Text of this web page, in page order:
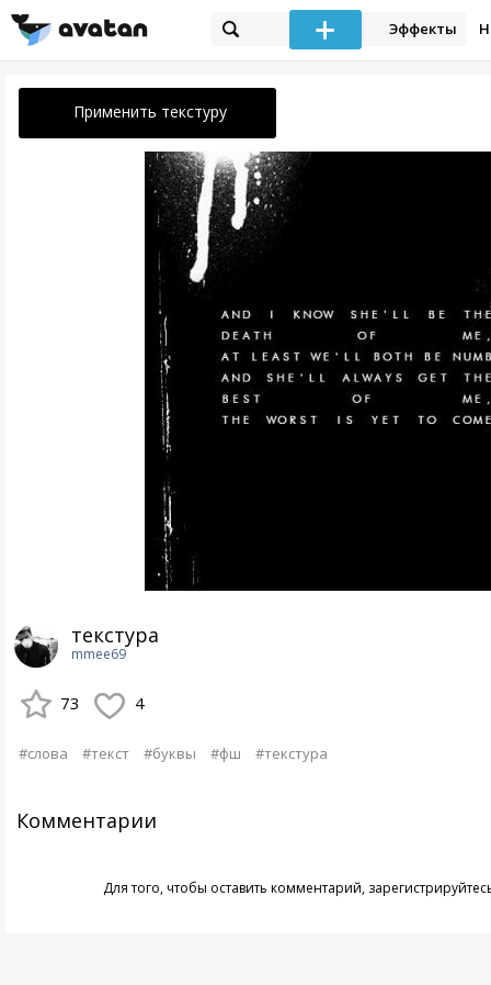
Эффекты
Применить текстуру
текстура
mmee69
73 4
#слова #текст #буквы #фш #текстура
Комментарии
Для того, чтобы оставить комментарий,